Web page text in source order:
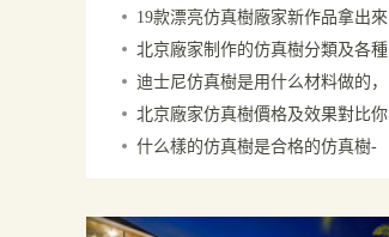
19款漂亮仿真樹廠家新作品拿出來
供您參考先到先得
北京廠家制作的仿真樹分類及各種
仿真樹的特點
迪士尼仿真樹是用什么材料做的，
哪里廠家能制做
北京廠家仿真樹價格及效果對比你
確定不看一下
什么樣的仿真樹是合格的仿真樹-